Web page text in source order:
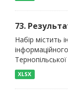
73.
Набір містить
XLSX